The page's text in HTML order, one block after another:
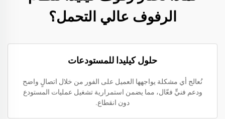
الرفوف عالي التحمل؟
حلول كيليدا للمستودعات
نُعالج أي مشكلة يواجهها العميل على الفور من خلال اتصالٍ واضح
ودعم فنيٍّ فعّال، مما يضمن استمرارية تشغيل عمليات المستودع
دون انقطاع.